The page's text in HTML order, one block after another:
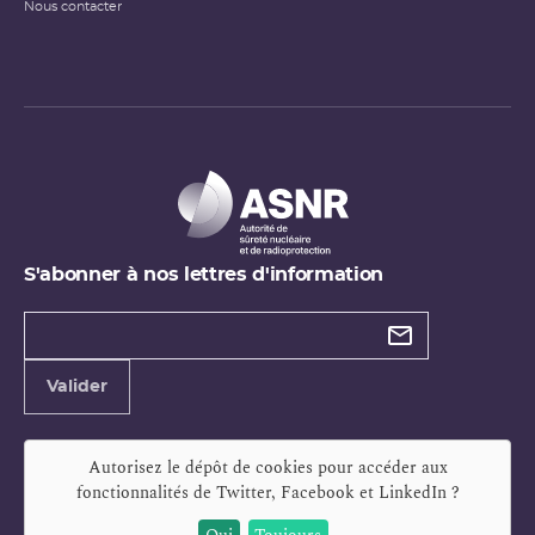
Nous contacter
S'abonner à nos lettres d'information
Types de
Valider
Autorisez le dépôt de cookies pour accéder aux
fonctionnalités de Twitter, Facebook et LinkedIn?